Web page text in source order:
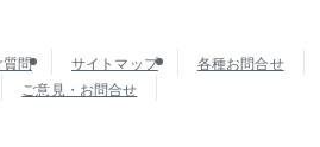
問 サイトマップ
各種お問合せ
ご意見・お問合せ